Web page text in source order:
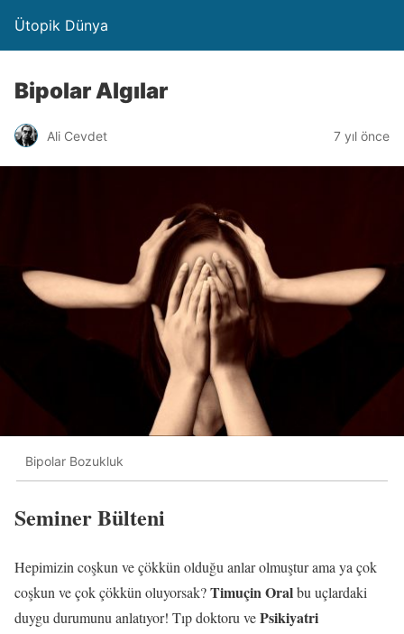
Ütopik Dünya
Bipolar Algılar
Ali Cevdet 7 yıl önce
Bipolar Bozukluk
Seminer Bülteni
Hepimizin coşkun ve çökkün olduğu anlar olmuştur ama ya çok
coşkun ve çok çökkün oluyorsak?Timuçin Oralbu uçlardaki
duygu durumunu anlatıyor! Tıp doktoru vePsikiyatri